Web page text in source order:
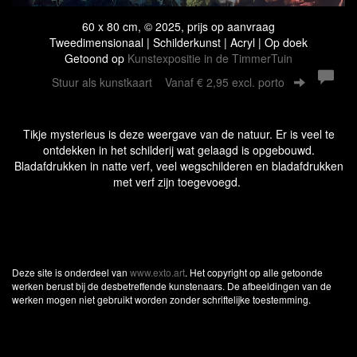
60 x 80 cm, © 2025, prijs op aanvraag
Tweedimensionaal | Schilderkunst | Acryl | Op doek
Getoond op Kunstexpositie in de TimmerTuin
Stuur als kunstkaart Vanaf € 2,95 excl. porto
Tikje mysterieus is deze weergave van de natuur. Er is veel te
ontdekken in het schilderij wat gelaagd is opgebouwd.
Bladafdrukken in natte verf, veel wegschilderen en bladafdrukken
met verf zijn toegevoegd.
Deze site is onderdeel van www.exto.art. Het copyright op alle getoonde
werken berust bij de desbetreffende kunstenaars. De afbeeldingen van de
werken mogen niet gebruikt worden zonder schriftelijke toestemming.